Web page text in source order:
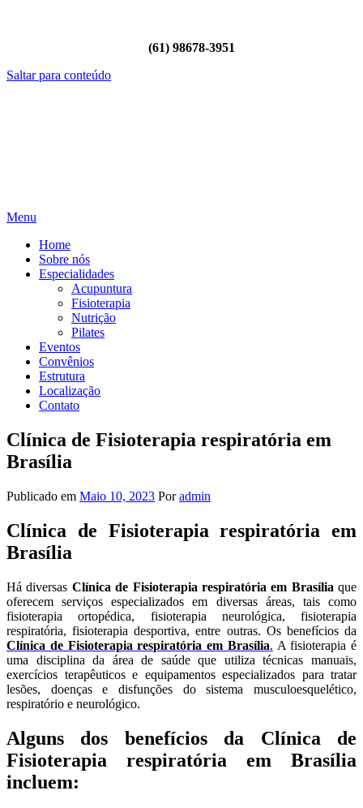
(61) 98678-3951
Saltar para conteúdo
Menu
Home
Sobre nós
Especialidades
Acupuntura
Fisioterapia
Nutrição
Pilates
Eventos
Convênios
Estrutura
Localização
Contato
Clínica de Fisioterapia respiratória em
Brasília
Publicado em Maio 10, 2023 Poradmin
Clínica de Fisioterapia respiratória em
Brasília
Há diversas Clínica de Fisioterapia respiratória em Brasília que
oferecem serviços especializados em diversas áreas, tais como
fisioterapia ortopédica, fisioterapia neurológica, fisioterapia
respiratória, fisioterapia desportiva, entre outras. Os benefícios da
Clínica de Fisioterapia respiratória em Brasília. A fisioterapia é
uma disciplina da área de saúde que utiliza técnicas manuais,
exercícios terapêuticos e equipamentos especializados para tratar
lesões, doenças e disfunções do sistema musculoesquelético,
respiratório e neurológico.
Alguns dos benefícios da Clínica de
Fisioterapia respiratória em Brasília
incluem: